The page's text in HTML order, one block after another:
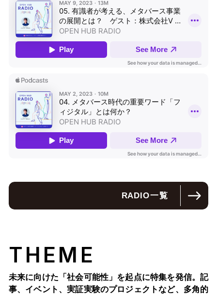
RADIO一覧
THEME
未来に向けた「社会可能性」を起点に特集を発信。記
事、イベント、実証実験のプロジェクトなど、多角的